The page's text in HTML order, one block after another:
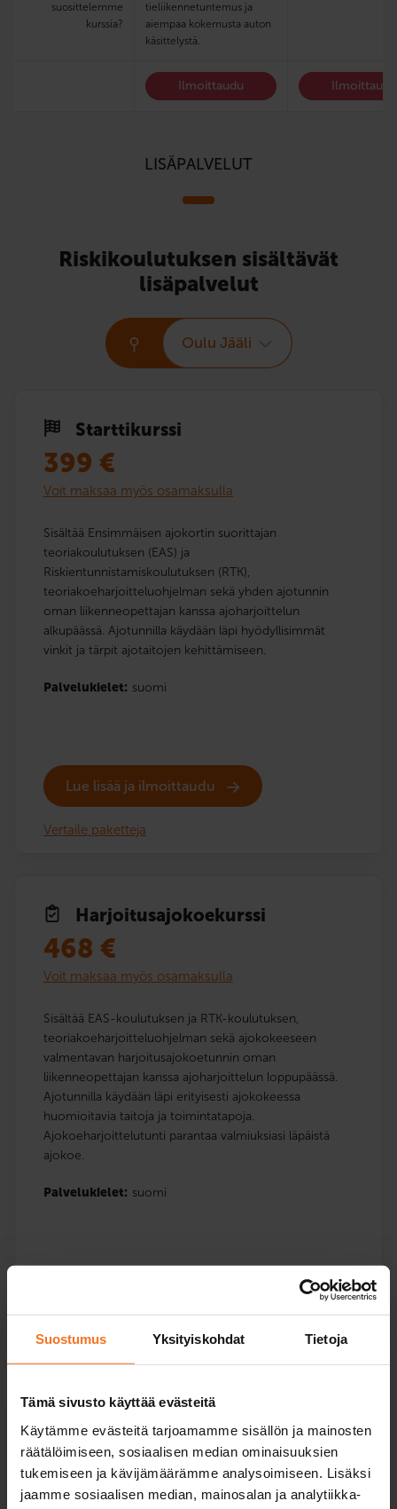
Suostumus Yksityiskohdat Tietoja
Tämä sivusto käyttää evästeitä
Käytämme evästeitä tarjoamamme sisällön ja mainosten
räätälöimiseen, sosiaalisen median ominaisuuksien
tukemiseen ja kävijämäärämme analysoimiseen. Lisäksi
jaamme sosiaalisen median, mainosalan ja analytiikka-
suosittelemme
kurssia?
tieliikennetuntemus ja
aiempaa kokemusta auton
käsittelystä.
Ilmoittaudu Ilmoittaudu
LISÄPALVELUT
Riskikoulutuksen sisältävät
lisäpalvelut
Oulu Jääli
Starttikurssi
399 €
Voit maksaa myös osamaksulla
Sisältää Ensimmäisen ajokortin suorittajan
teoriakoulutuksen (EAS) ja
Riskientunnistamiskoulutuksen (RTK),
teoriakoeharjoitteluohjelman sekä yhden ajotunnin
oman liikenneopettajan kanssa ajoharjoittelun
alkupäässä. Ajotunnilla käydään läpi hyödyllisimmät
vinkit ja tärpit ajotaitojen kehittämiseen.
Palvelukielet: suomi
Lue lisää ja ilmoittaudu
Vertaile paketteja
Harjoitusajo­koekurssi
468 €
Voit maksaa myös osamaksulla
Sisältää EAS-koulutuksen ja RTK-koulutuksen,
teoriakoeharjoitteluohjelman sekä ajokokeeseen
valmentavan harjoitusajokoetunnin oman
liikenneopettajan kanssa ajoharjoittelun loppupäässä.
Ajotunnilla käydään läpi erityisesti ajokokeessa
huomioitavia taitoja ja toimintatapoja.
Ajokoeharjoittelutunti parantaa valmiuksiasi läpäistä
ajokoe.
Palvelukielet: suomi
Vertaile paketteja
Yhteis­opetuskurssi me!
518€
Voit maksaa myös osamaksulla